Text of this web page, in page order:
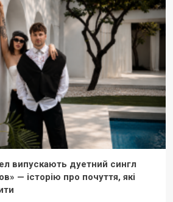
випускають дуетний сингл
— історію про почуття, які